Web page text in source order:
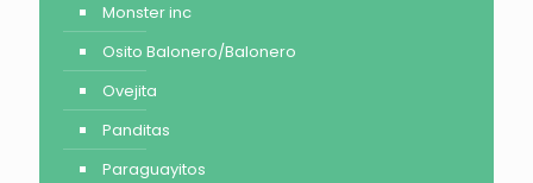
Monster inc
Osito Balonero/Balonero
Ovejita
Panditas
Paraguayitos